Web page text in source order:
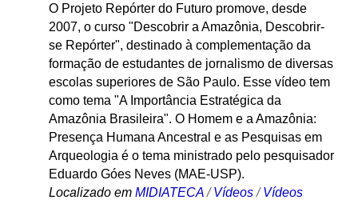
O Projeto Repórter do Futuro promove, desde
2007, o curso "Descobrir a Amazônia, Descobrir-
se Repórter", destinado à complementação da
formação de estudantes de jornalismo de diversas
escolas superiores de São Paulo. Esse vídeo tem
como tema "A Importância Estratégica da
Amazônia Brasileira". O Homem e a Amazônia:
Presença Humana Ancestral e as Pesquisas em
Arqueologia é o tema ministrado pelo pesquisador
Eduardo Góes Neves (MAE-USP).
Localizado em MIDIATECA /Vídeos /Vídeos